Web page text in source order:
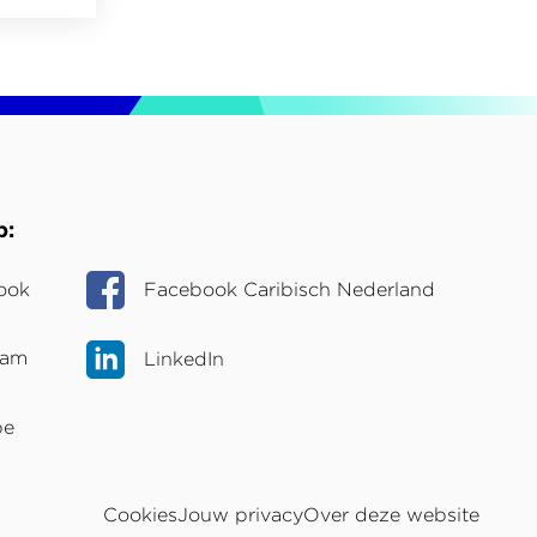
Facebook Caribisch Nederland
LinkedIn
CookiesJouw privacyOver deze website